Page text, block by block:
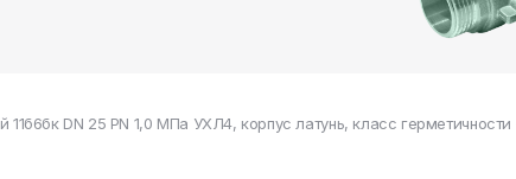
DN 25 PN 1,0 МПа УХЛ4, корпус латунь, класс